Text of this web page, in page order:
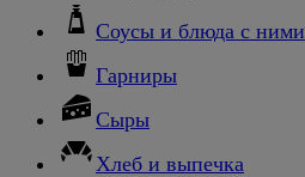
Соусы и блюда с ними
Гарниры
Сыры
Хлеб и выпечка